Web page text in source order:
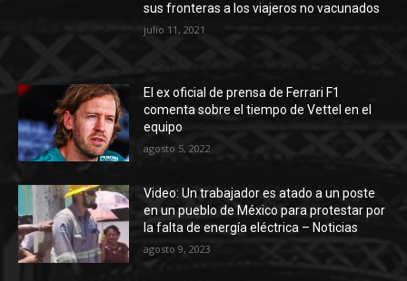
sus fronteras a los viajeros no vacunados
julio 11, 2021
El ex oficial de prensa de Ferrari F1
comenta sobre el tiempo de Vettel en el
equipo
agosto 5, 2022
Video: Un trabajador es atado a un poste
en un pueblo de México para protestar por
la falta de energía eléctrica – Noticias
agosto 9, 2023